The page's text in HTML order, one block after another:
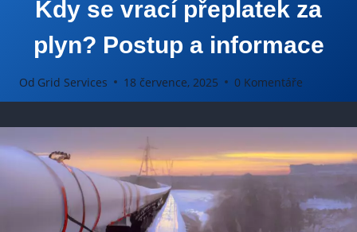
Kdy se vrací přeplatek za
plyn? Postup a informace
Od Grid Services 18 července, 2025 0 Komentáře